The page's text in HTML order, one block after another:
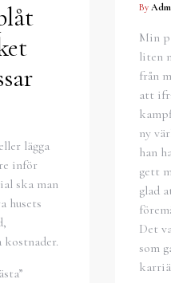
lägga
inför
ska man
husets
kostnader.
By
Min
liten
från
att
ny
han
gett
glad
Det
som